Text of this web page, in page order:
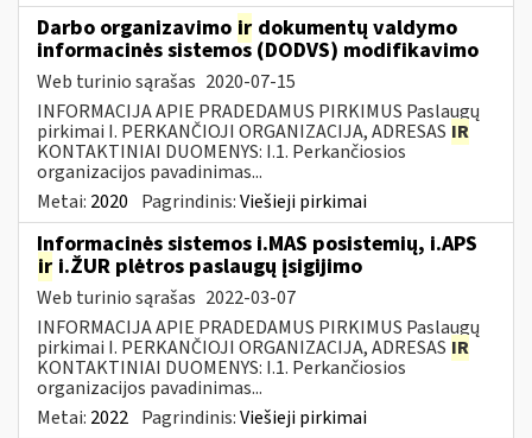
Darbo organizavimo ir dokumentų valdymo
informacinės sistemos (DODVS) modifikavimo
Web turinio sąrašas 2020-07-15
INFORMACIJA APIE PRADEDAMUS PIRKIMUS Paslaugų
pirkimai I. PERKANČIOJI ORGANIZACIJA, ADRESAS IR
KONTAKTINIAI DUOMENYS: I.1. Perkančiosios
organizacijos pavadinimas...
Metai: 2020 Pagrindinis:Viešieji pirkimai
Informacinės sistemos i.MAS posistemių, i.APS
ir i.ŽUR plėtros paslaugų įsigijimo
Web turinio sąrašas 2022-03-07
INFORMACIJA APIE PRADEDAMUS PIRKIMUS Paslaugų
pirkimai I. PERKANČIOJI ORGANIZACIJA, ADRESAS IR
KONTAKTINIAI DUOMENYS: I.1. Perkančiosios
organizacijos pavadinimas...
Metai: 2022 Pagrindinis:Viešieji pirkimai